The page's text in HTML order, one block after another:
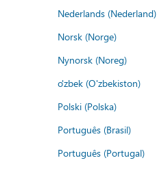
Nederlands (Nederland)
Norsk (Norge)
Nynorsk (Noreg)
o'zbek (O'zbekiston)
Polski (Polska)
Português (Brasil)
Português (Portugal)